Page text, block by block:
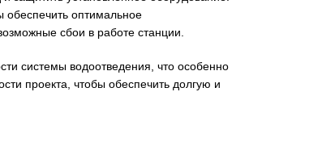
обеспечить оптимальное
сбои в работе станции.
системы водоотведения, что особенно
проекта, чтобы обеспечить долгую и